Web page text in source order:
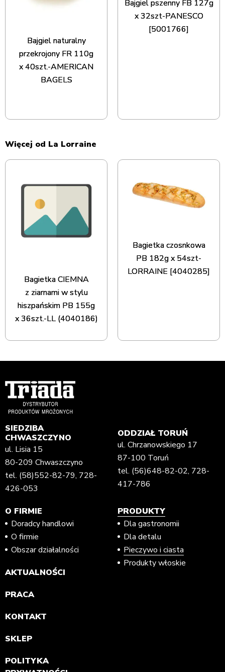
Bajgiel naturalny
przekrojony FR 110g
x 40szt.-AMERICAN
BAGELS
Bajgiel pszenny FB 127g
x 32szt-PANESCO
[5001766]
Więcej od La Lorraine
Bagietka CIEMNA
z ziarnami w stylu
hiszpańskim PB 155g
x 36szt.-LL (4040186)
Bagietka czosnkowa
PB 182g x 54szt-
LORRAINE [4040285]
SIEDZIBA
CHWASZCZYNO
ul. Lisia 15
80-209 Chwaszczyno
tel. (58)552-82-79, 728-
426-053
ODDZIAŁ TORUŃ
ul. Chrzanowskiego 17
87-100 Toruń
tel. (56)648-82-02, 728-
417-786
O FIRMIE
Doradcy handlowi
O firmie
Obszar działalności
AKTUALNOŚCI
PRACA
KONTAKT
SKLEP
POLITYKA
PRODUKTY
Dla gastronomii
Dla detalu
Pieczywo i ciasta
Produkty włoskie